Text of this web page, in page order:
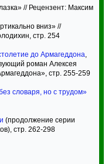
// Рецензент: Максим
вниз» //
стр. 254
до Армагеддона,
роман Алексея
стр. 255-259
словаря, но с трудом»
(продолжение серии
стр. 262-298